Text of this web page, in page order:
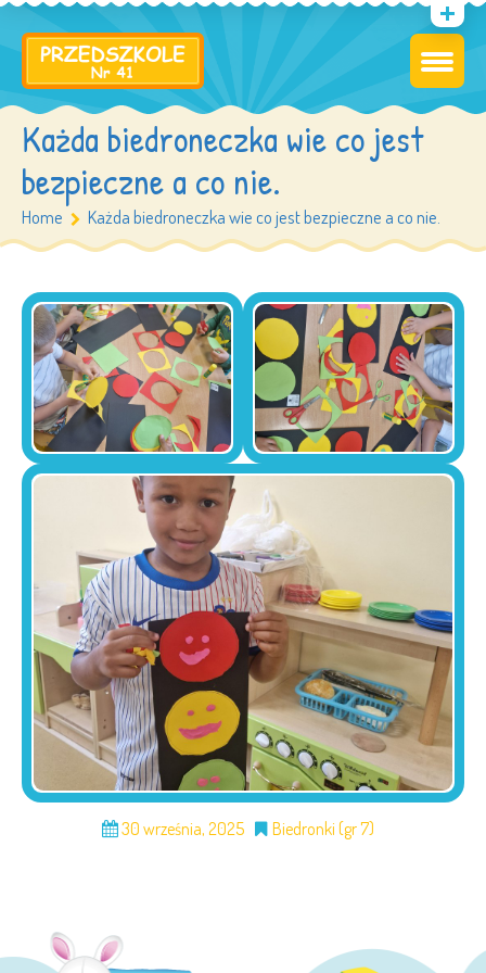
Każda biedroneczka wie co jest
bezpieczne a co nie.
Home Każda biedroneczka wie co jest bezpieczne a co nie.
30 września, 2025 Biedronki (gr 7)